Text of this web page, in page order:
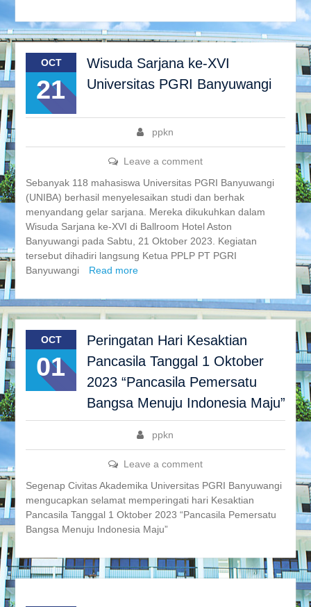
OCT
21
Wisuda Sarjana ke-XVI
Universitas PGRI Banyuwangi
ppkn
Leave a comment
Sebanyak 118 mahasiswa Universitas PGRI Banyuwangi
(UNIBA) berhasil menyelesaikan studi dan berhak
menyandang gelar sarjana. Mereka dikukuhkan dalam
Wisuda Sarjana ke-XVI di Ballroom Hotel Aston
Banyuwangi pada Sabtu, 21 Oktober 2023. Kegiatan
tersebut dihadiri langsung Ketua PPLP PT PGRI
Banyuwangi
Read more
OCT
01
Peringatan Hari Kesaktian
Pancasila Tanggal 1 Oktober
2023 “Pancasila Pemersatu
Bangsa Menuju Indonesia Maju”
ppkn
Leave a comment
Segenap Civitas Akademika Universitas PGRI Banyuwangi
mengucapkan selamat memperingati hari Kesaktian
Pancasila Tanggal 1 Oktober 2023 “Pancasila Pemersatu
Bangsa Menuju Indonesia Maju”